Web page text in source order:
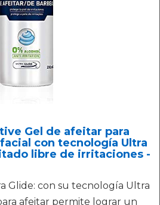
Gel de afeitar para
con tecnología Ultra
libre de irritaciones -
Glide: con su tecnología Ultra
afeitar permite lograr un